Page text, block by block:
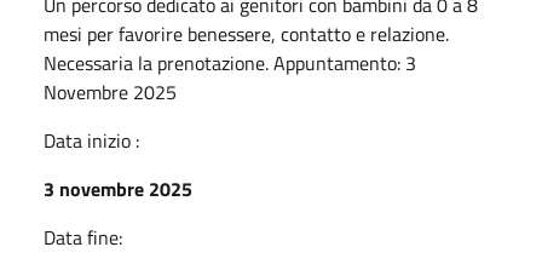
mesi per favorire benessere, contatto e relazione.
Necessaria la prenotazione. Appuntamento: 3
Novembre 2025
Data inizio :
3 novembre 2025
Data fine: